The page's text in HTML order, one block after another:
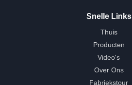
Snelle Links
Thuis
Producten
Video's
Over Ons
Fabriekstour